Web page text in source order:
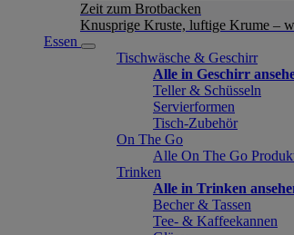
Zeit zum Brotbacken
Knusprige Kruste, luftige Krume –
Essen
Tischwäsche & Geschirr
Alle in Geschirr
Teller & Schüsseln
Servierformen
Tisch-Zubehör
On The Go
Alle On The Go
Trinken
Alle in Trinken
Becher & Tassen
Tee- & Kaffeekannen